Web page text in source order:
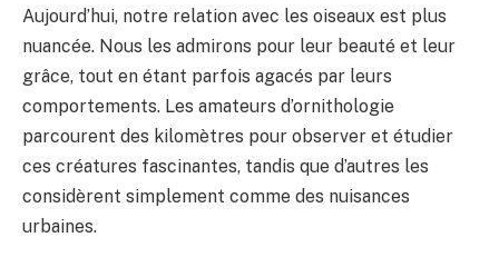
Aujourd’hui, notre relation avec les oiseaux est plus
nuancée. Nous les admirons pour leur beauté et leur
grâce, tout en étant parfois agacés par leurs
comportements. Les amateurs d’ornithologie
parcourent des kilomètres pour observer et étudier
ces créatures fascinantes, tandis que d’autres les
considèrent simplement comme des nuisances
urbaines.